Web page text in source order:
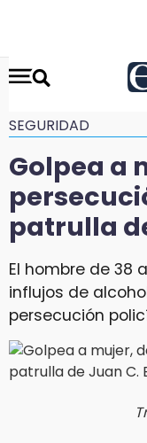
SEGURIDAD
Golpea a
patrulla
El hombre de 38
influjos de
persecución